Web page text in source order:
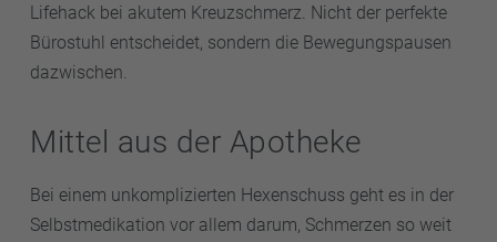
Lifehack bei akutem Kreuzschmerz. Nicht der perfekte
Bürostuhl entscheidet, sondern die Bewegungspausen
dazwischen.
Mittel aus der Apotheke
Bei einem unkomplizierten Hexenschuss geht es in der
Selbstmedikation vor allem darum, Schmerzen so weit